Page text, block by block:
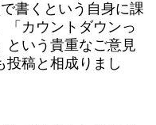
書くという自身に課
「カウントダウンっ
という貴重なご意見
投稿と相成りまし